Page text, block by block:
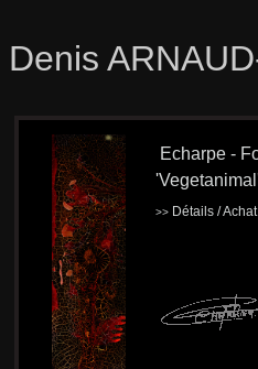
Denis
Echarpe -
>> Détails /